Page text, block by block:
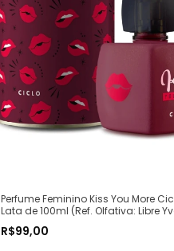
Perfume Feminino Kiss You More
Lata de 100ml (Ref. Olfativa: Libre
R$99,00